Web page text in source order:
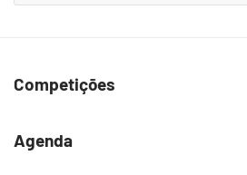
Competições
Agenda